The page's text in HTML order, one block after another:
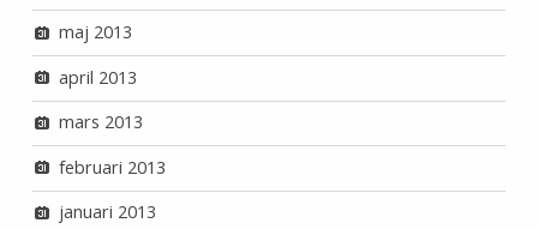
maj 2013
april 2013
mars 2013
februari 2013
januari 2013